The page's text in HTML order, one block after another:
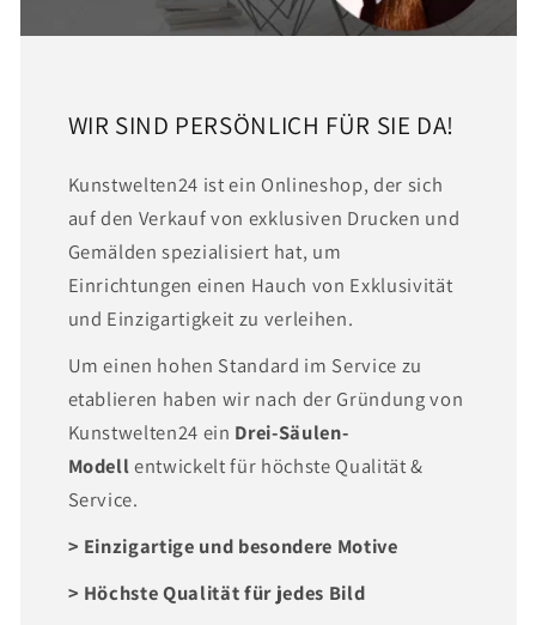
WIR SIND PERSÖNLICH FÜR SIE DA!
Kunstwelten24 ist ein Onlineshop, der sich
auf den Verkauf von exklusiven Drucken und
Gemälden spezialisiert hat, um
Einrichtungen einen Hauch von Exklusivität
und Einzigartigkeit zu verleihen.
Um einen hohen Standard im Service zu
etablieren haben wir nach der Gründung von
Kunstwelten24 ein Drei-Säulen-
Modellentwickelt für höchste Qualität &
Service.
> Einzigartige und besondere Motive
> Höchste Qualität für jedes Bild